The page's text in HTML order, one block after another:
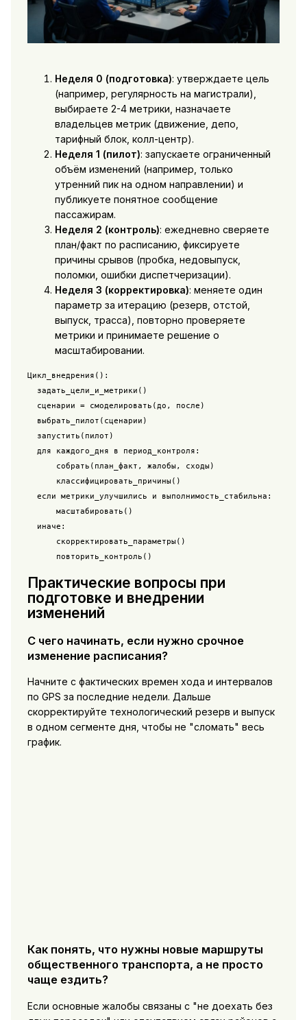
Неделя 0 (подготовка): утверждаете цель
(например, регулярность на магистрали),
выбираете 2-4 метрики, назначаете
владельцев метрик (движение, депо,
тарифный блок, колл-центр).
Неделя 1 (пилот): запускаете ограниченный
объём изменений (например, только
утренний пик на одном направлении) и
публикуете понятное сообщение
пассажирам.
Неделя 2 (контроль): ежедневно сверяете
план/факт по расписанию, фиксируете
причины срывов (пробка, недовыпуск,
поломки, ошибки диспетчеризации).
Неделя 3 (корректировка): меняете один
параметр за итерацию (резерв, отстой,
выпуск, трасса), повторно проверяете
метрики и принимаете решение о
масштабировании.
Цикл_внедрения():
  задать_цели_и_метрики()
  сценарии = смоделировать(до, после)
  выбрать_пилот(сценарии)
  запустить(пилот)
  для каждого_дня в период_контроля:
      собрать(план_факт, жалобы, сходы)
      классифицировать_причины()
  если метрики_улучшились и выполнимость_стабильна:
      масштабировать()
  иначе:
      скорректировать_параметры()
      повторить_контроль()
Практические вопросы при
подготовке и внедрении
изменений
С чего начинать, если нужно срочное
изменение расписания?
Начните с фактических времен хода и интервалов
по GPS за последние недели. Дальше
скорректируйте технологический резерв и выпуск
в одном сегменте дня, чтобы не "сломать" весь
график.
Как понять, что нужны новые маршруты
общественного транспорта, а не просто
чаще ездить?
Если основные жалобы связаны с "не доехать без